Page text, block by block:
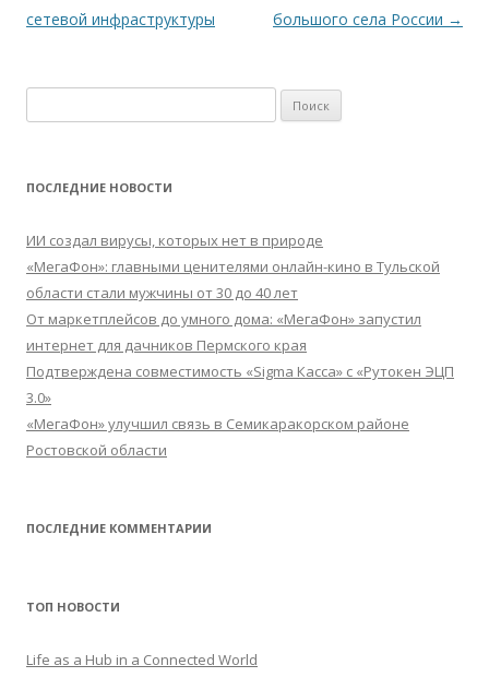
записям
сетевой инфраструктуры
большого села России →
ПОСЛЕДНИЕ НОВОСТИ
ИИ создал вирусы, которых нет в природе
«МегаФон»: главными ценителями онлайн-кино в Тульской
области стали мужчины от 30 до 40 лет
От маркетплейсов до умного дома: «МегаФон» запустил
интернет для дачников Пермского края
Подтверждена совместимость «Sigma Касса» с «Рутокен ЭЦП
3.0»
«МегаФон» улучшил связь в Семикаракорском районе
Ростовской области
ПОСЛЕДНИЕ КОММЕНТАРИИ
ТОП НОВОСТИ
Life as a Hub in a Connected World